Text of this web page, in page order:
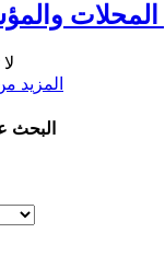
المحلات
المزيد
البحث